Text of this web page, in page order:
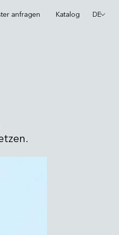
anfragen Katalog DE